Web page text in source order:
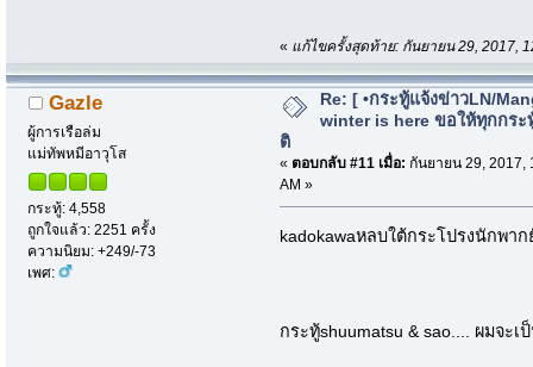
« แก้ไขครั้งสุดท้าย: กันยายน 29, 2017,
Gazle
ผู้การเรือล่ม
แม่ทัพหมีอาวุโส
กระทู้: 4,558
ถูกใจแล้ว: 2251 ครั้ง
ความนิยม: +249/-73
เพศ:
Re: [ •กระทู้แจ้งข่าวLN/
winter is here ขอให้ทุกกระ
ติ
« ตอบกลับ #11 เมื่อ: กันยายน 29, 2017,
AM »
kadokawaหลบใต้กระโปรงนักพาก
กระทู้shuumatsu & sao.... ผมจะเ